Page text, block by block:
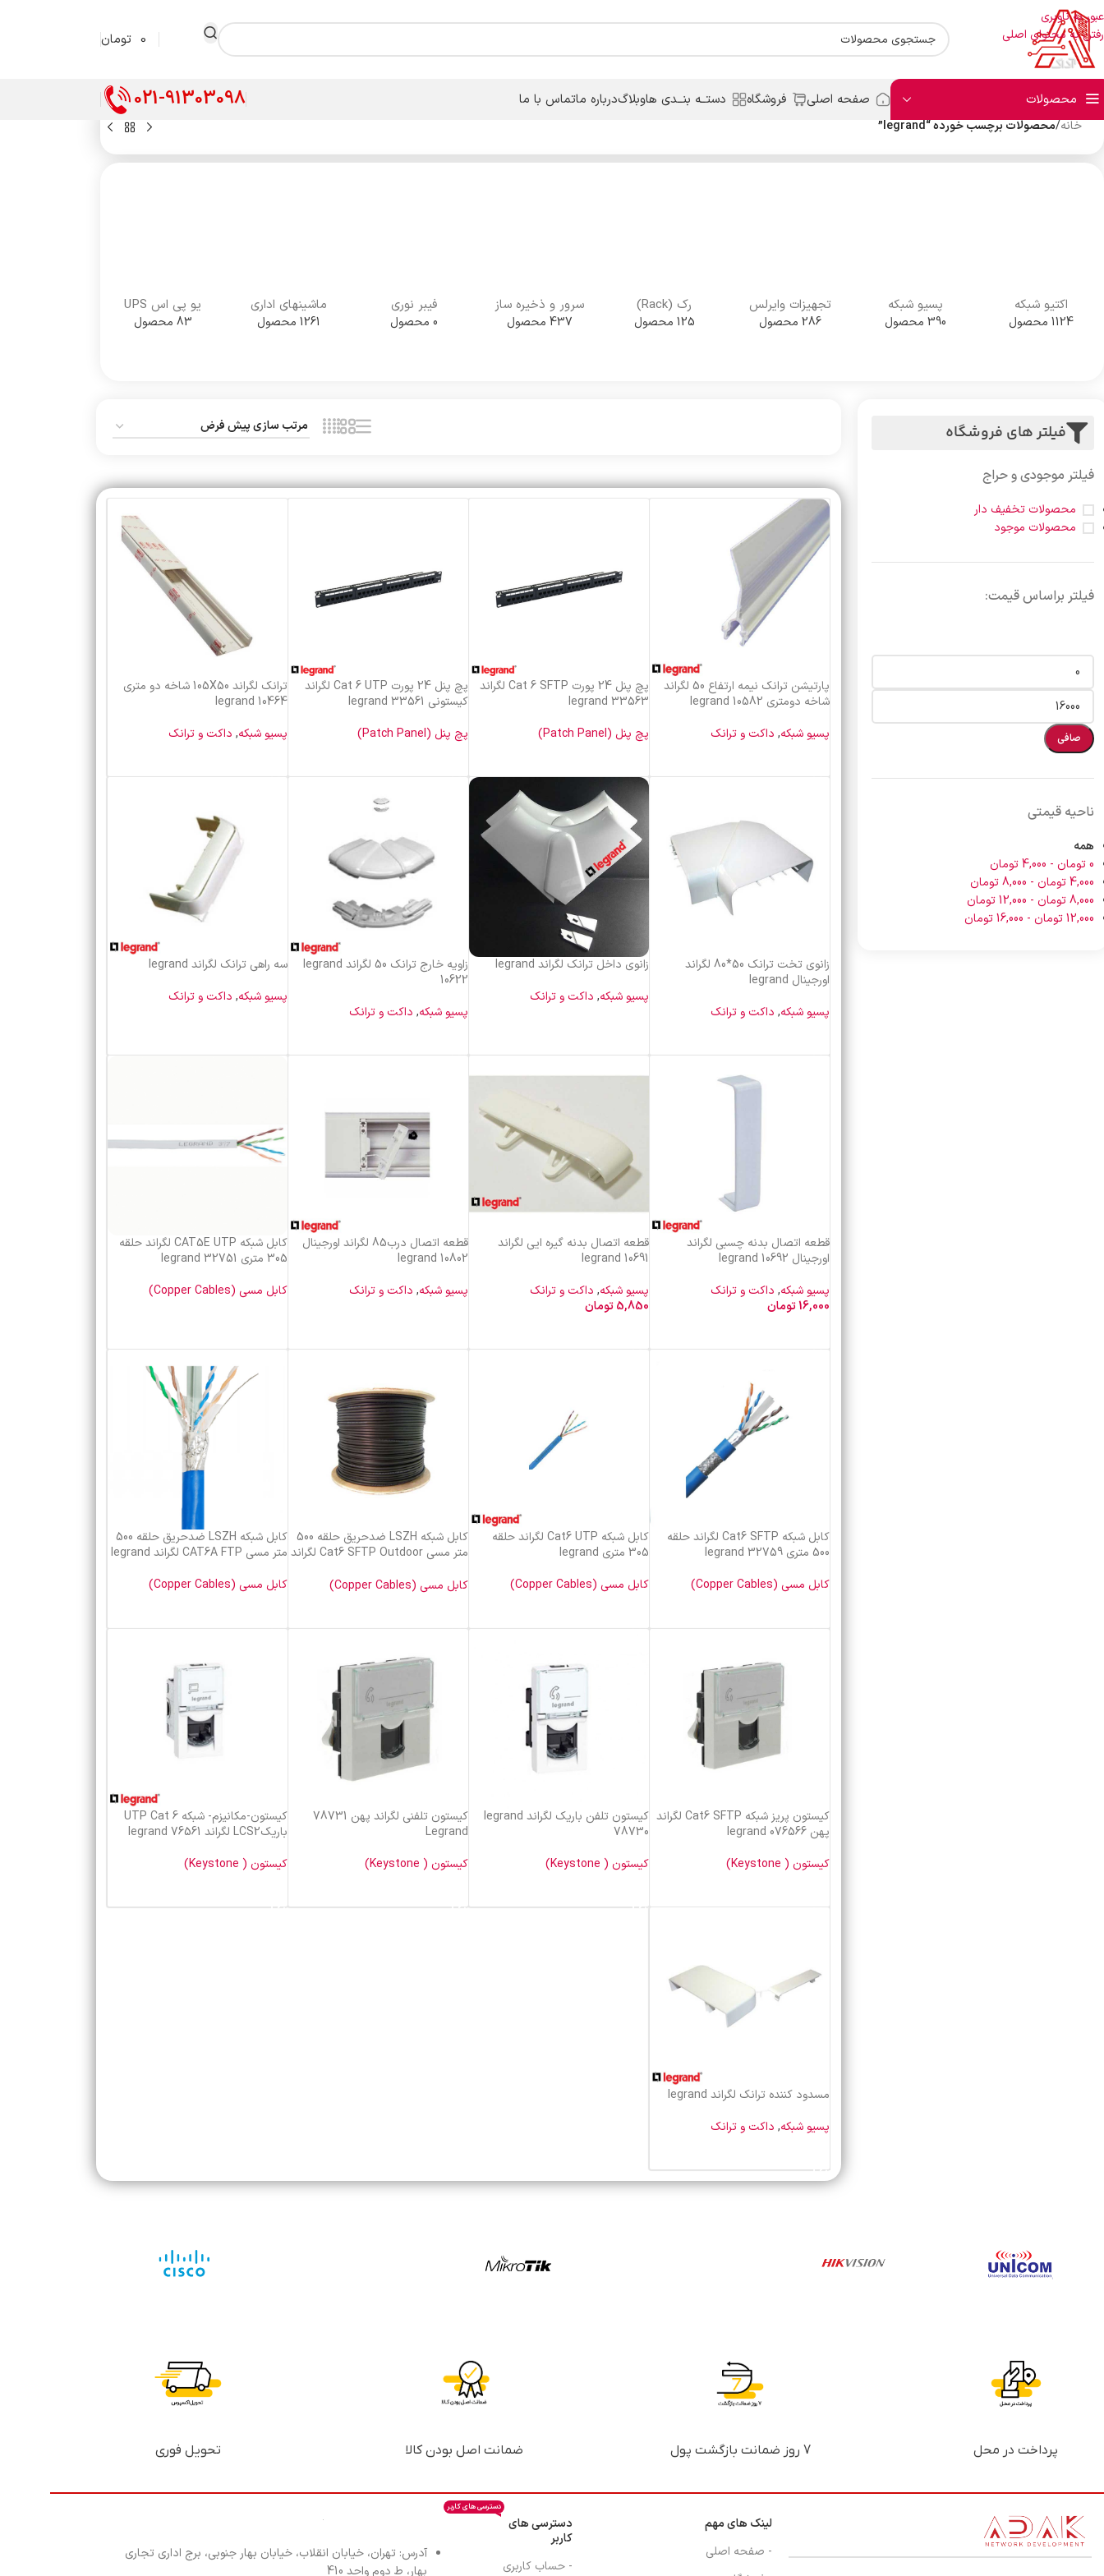
عبور به ناوبری
رفتن به محتوای اصلی
0 تومان
محصولات صفحه اصلی فروشگاه دستــه بنــدی هاوبلاگدرباره ماتماس با ما 021-91303098
خانه/محصولات برچسب خورده “legrand”
اکتیو شبکه
1124 محصول
پسیو شبکه
390 محصول
تجهیزات وایرلس
286 محصول
رک (Rack)
125 محصول
سرور و ذخیره ساز
437 محصول
فیبر نوری
0 محصول
ماشینهای اداری
1261 محصول
یو پی اس UPS
83 محصول
فیلتر های فروشگاه
فیلتر موجودی و حراج
محصولات تخفیف دار
محصولات موجود
فیلتر براساس قیمت:
صافی
ناحیه قیمتی
همه
0تومان -
4,000تومان
4,000تومان -
8,000تومان
8,000تومان -
12,000تومان
12,000تومان -
16,000تومان
پارتیشن ترانک نیمه ارتفاع 50 لگراند
شاخه دومتری legrand 10582
پسیو شبکه, داکت و ترانک
پچ پنل 24 پورت Cat 6 SFTP لگراند
legrand 33563
پچ پنل (Patch Panel)
پچ پنل 24 پورت Cat 6 UTP لگراند
کیستونی legrand 33561
پچ پنل (Patch Panel)
ترانک لگراند 105X50 شاخه دو متری
legrand 10464
پسیو شبکه, داکت و ترانک
زانوی تخت ترانک 50*80 لگراند
اورجینال legrand
پسیو شبکه, داکت و ترانک
زانوی داخل ترانک لگراند legrand
پسیو شبکه, داکت و ترانک
زاویه خارج ترانک 50 لگراند legrand
10622
پسیو شبکه, داکت و ترانک
سه راهی ترانک لگراند legrand
پسیو شبکه, داکت و ترانک
قطعه اتصال بدنه چسبی لگراند
اورجینال legrand 10692
پسیو شبکه, داکت و ترانک
16,000تومان
قطعه اتصال بدنه گیره ایی لگراند
legrand 10691
پسیو شبکه, داکت و ترانک
5,850 تومان
قطعه اتصال درب85 لگراند اورجینال
legrand 10802
پسیو شبکه, داکت و ترانک
کابل شبکه CAT5E UTP لگراند حلقه
305 متری legrand 32751
کابل مسی (Copper Cables)
کابل شبکه Cat6 SFTP لگراند حلقه
500 متری legrand 32759
کابل مسی (Copper Cables)
کابل شبکه Cat6 UTP لگراند حلقه
305 متری legrand
کابل مسی (Copper Cables)
کابل شبکه LSZH ضدحریق حلقه 500
متر مسی Cat6 SFTP Outdoor لگراند
کابل مسی (Copper Cables)
کابل شبکه LSZH ضدحریق حلقه 500
متر مسی CAT6A FTP لگراند legrand
کابل مسی (Copper Cables)
کیستون پریز شبکه Cat6 SFTP لگراند
پهن legrand 076566
کیستون ( Keystone)
کیستون تلفن باریک لگراند legrand
78730
کیستون ( Keystone)
کیستون تلفنی لگراند پهن 78731
Legrand
کیستون ( Keystone)
کیستون-مکانیزم- شبکه UTP Cat 6
باریکLCS2 لگراند legrand 76561
کیستون ( Keystone)
مسدود کننده ترانک لگراند legrand
پسیو شبکه, داکت و ترانک
پرداخت در محل 7 روز ضمانت بازگشت پول ضمانت اصل بودن کالا تحویل فوری
لینک های مهم
- صفحه اصلی
دسترسی های
کاربر
دسترسی های کاربر
- حساب کاربری
آدرس: تهران، خیابان انقلاب، خیابان بهار جنوبی، برج اداری تجاری
بهار، ط دوم واحد 410